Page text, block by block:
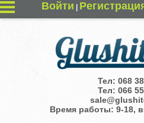
Войти|
Тел: 068
Тел: 066
Время работы: 9-18,